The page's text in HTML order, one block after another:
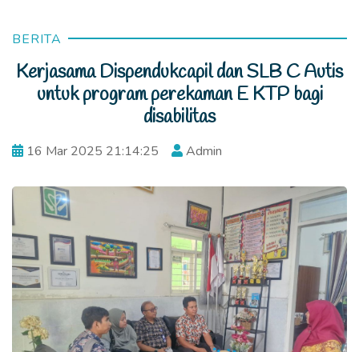
BERITA
Kerjasama Dispendukcapil dan SLB C Autis
untuk program perekaman E KTP bagi
disabilitas
16 Mar 2025 21:14:25 Admin